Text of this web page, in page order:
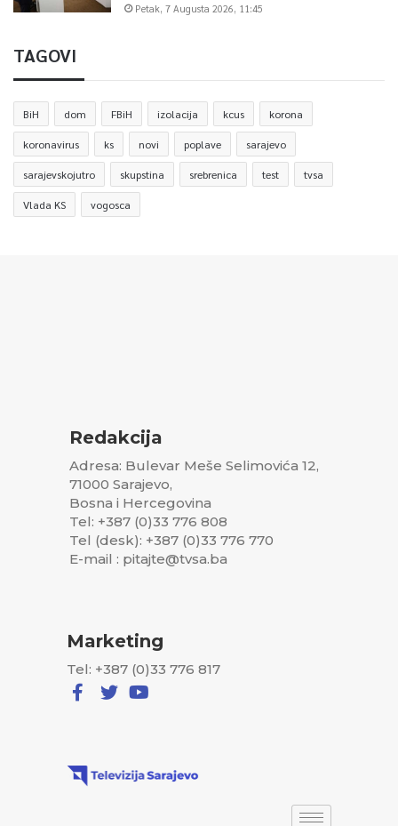
Petak, 7 Augusta 2026, 11:45
TAGOVI
BiH dom FBiH izolacija kcus korona
koronavirus ks novi poplave sarajevo
sarajevskojutro skupstina srebrenica test tvsa
Vlada KS vogosca
Redakcija
Adresa: Bulevar Meše Selimovića 12,
71000 Sarajevo,
Bosna i Hercegovina
Tel: +387 (0)33 776 808
Tel (desk): +387 (0)33 776 770
E-mail : pitajte@tvsa.ba
Marketing
Tel: +387 (0)33 776 817